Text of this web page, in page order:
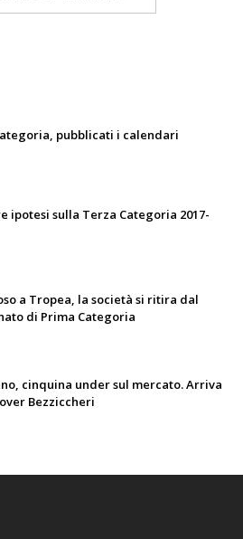
pubblicati i calendari
ipotesi sulla Terza Categoria 2017-
a Tropea, la società si ritira dal
di Prima Categoria
cinquina under sul mercato. Arriva
Bezziccheri